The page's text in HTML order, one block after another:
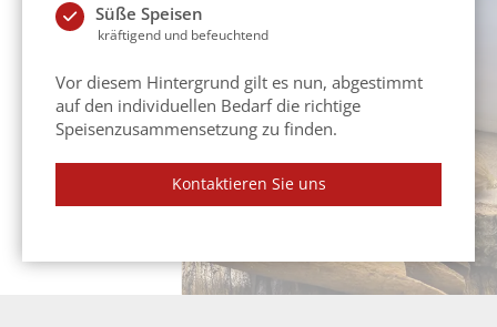
Süße Speisen
kräftigend und befeuchtend
Vor diesem Hintergrund gilt es nun, abgestimmt
auf den individuellen Bedarf die richtige
Speisenzusammensetzung zu finden.
Kontaktieren Sie uns